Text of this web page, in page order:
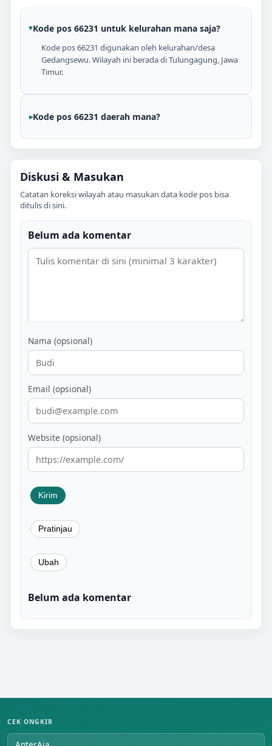
Kode pos 66231 untuk kelurahan mana saja?
Kode pos 66231 digunakan oleh kelurahan/desa
Gedangsewu. Wilayah ini berada di Tulungagung, Jawa
Timur.
Kode pos 66231 daerah mana?
Diskusi & Masukan
Catatan koreksi wilayah atau masukan data kode pos bisa
ditulis di sini.
Belum ada komentar
Nama (opsional)
Email (opsional)
Website (opsional)
Belum ada komentar
CEK ONGKIR